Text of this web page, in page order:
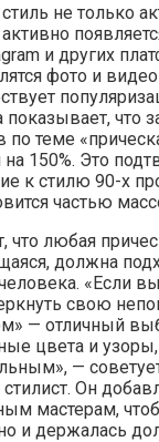
не только
и других
фото и
показывает, что
по теме
150%. Это
к стилю 90-х
частью
любая
должна
«Если
свою
— отличный
цвета и
—
Он
мастерам,
и держалась